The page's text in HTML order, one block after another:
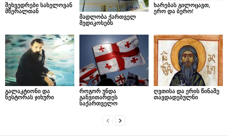
შეხვედრები სახელოვან
მწერალთან
მადლობა ქართველ
მედიკოსებს
ხარებას გილოცავთ,
ერო და ბერო!
გალაკტიონი და
ნესტორას ჯიხური
როგორ უნდა
განვითარდეს
საქართველო
ღვთისა და ერის წინაშე
თავდადებულნი